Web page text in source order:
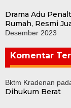
Drama Adu
Rumah, Resmi
Desember 2023
Komentar
Bktm Kradenan
Dihukum Berat